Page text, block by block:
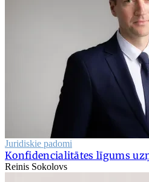
Juridiskie padomi
Konfidencialitātes līgums
Reinis Sokolovs